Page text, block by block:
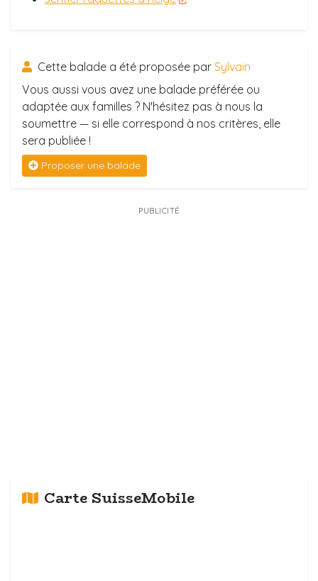
Cette balade a été proposée par Sylvain
Vous aussi vous avez une balade préférée ou
adaptée aux familles ? N'hésitez pas à nous la
soumettre — si elle correspond à nos critères, elle
sera publiée !
Proposer une balade
PUBLICITÉ
Carte SuisseMobile